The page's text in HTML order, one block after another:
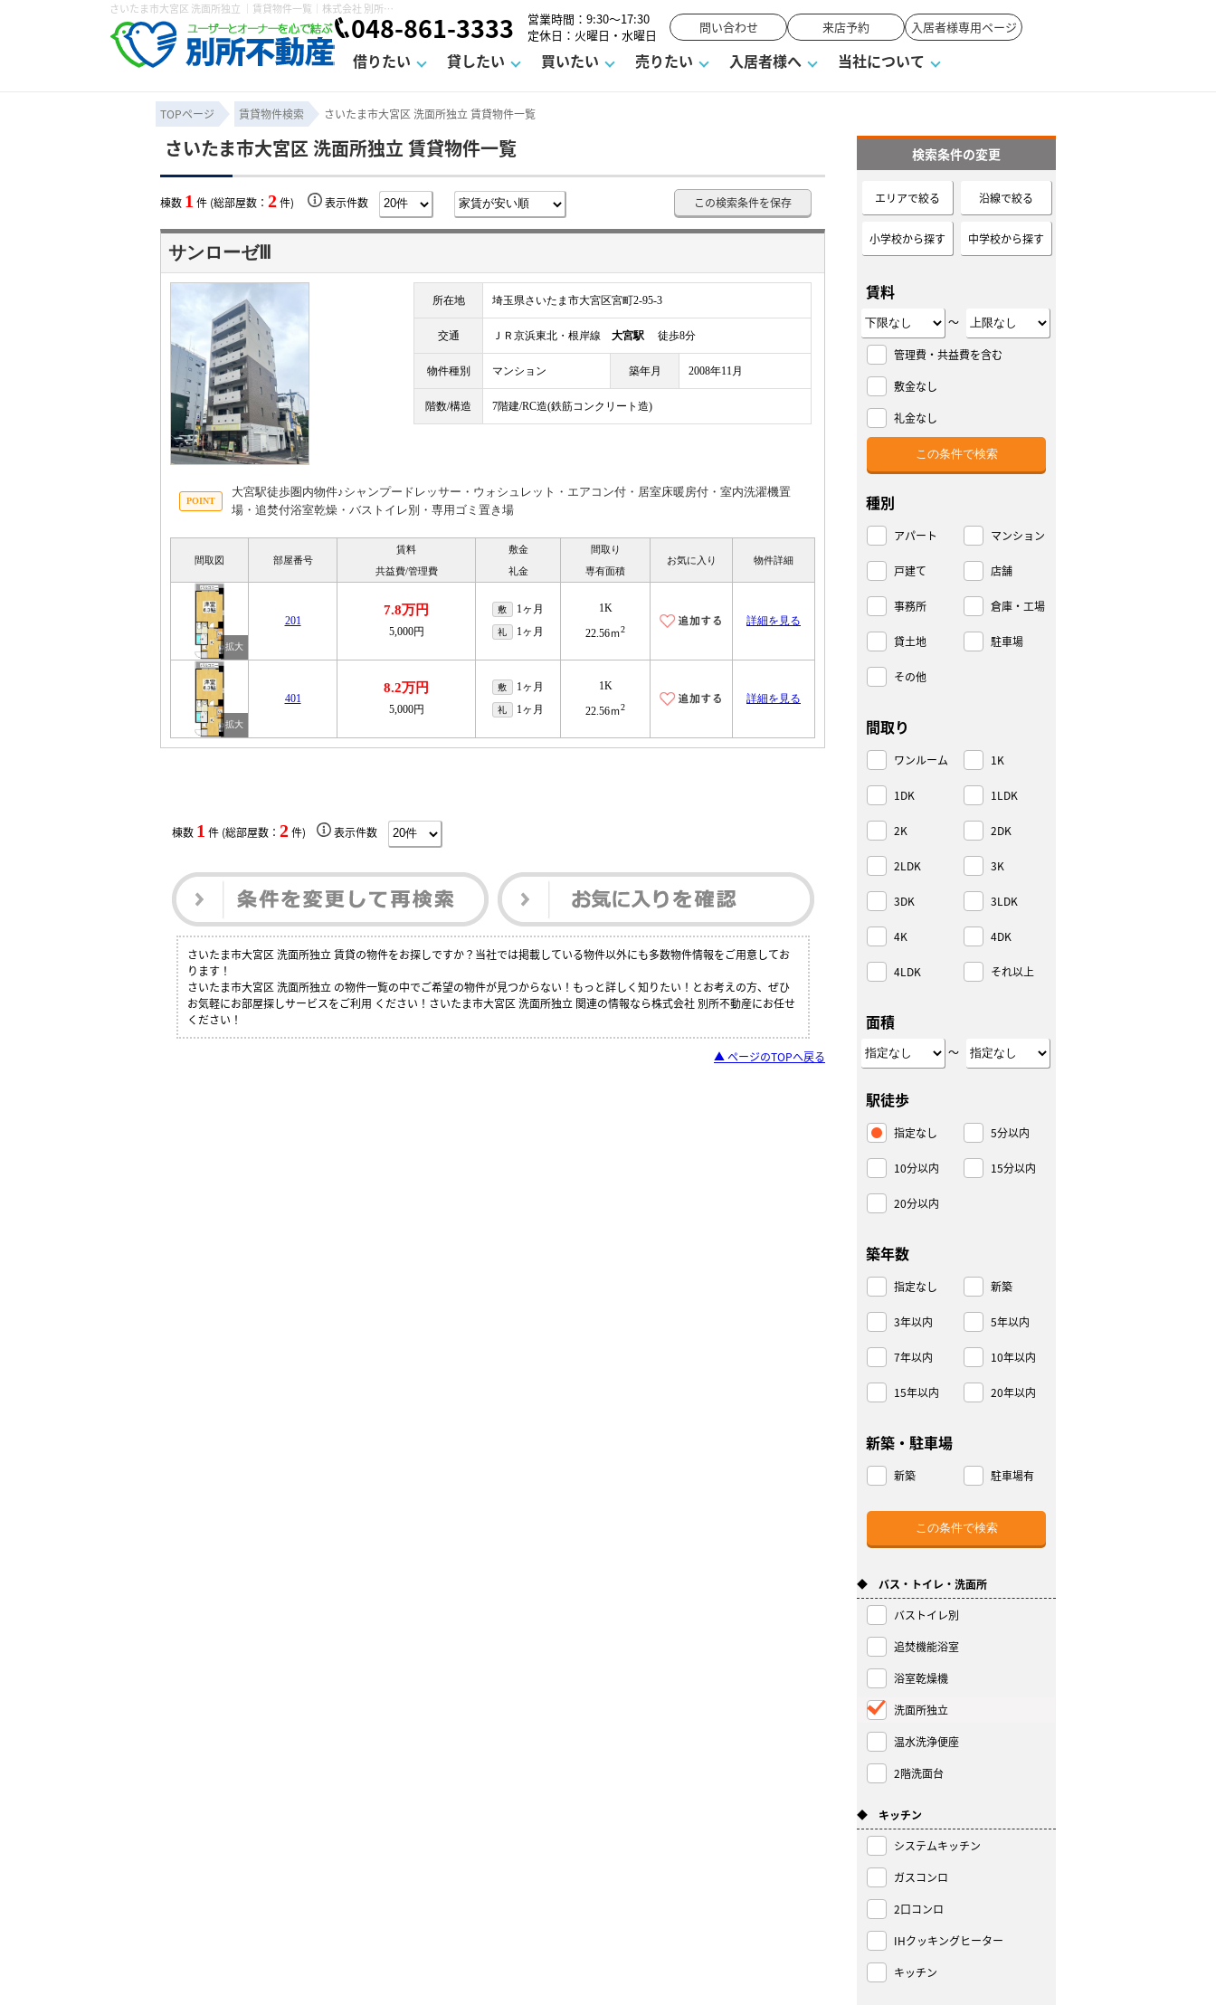
さいたま市大宮区 洗面所独立 ｜賃貸物件一覧｜株式会社 別所不動産
048-861-3333
営業時間：9:30～17:30
定休日：火曜日・水曜日
問い合わせ 来店予約 入居者様専用ページ
借りたい
条件から探す 学区から探す 町名から探す 駐車場を探す お気に入り一覧 物件閲覧履歴
保存した検索条件 賃貸契約までの流れ よくある質問 不動産用語・賃貸用語集
貸したい
賃貸管理について 賃貸経営塾 賃貸Q&A 空室対策 業界ニュース
オーナー座談会 賃貸法律相談室
買いたい
売買物件一覧 購入時の諸費用 購入までの流れ よくある質問 マンションVS戸建て 賃貸vs持ち家
売りたい
不動産売却について 住み替え 借地底地 相続 仲介手数料について
媒介契約の種類 諸費用 仲介と買取の違い 必要な書類 売却の流れ 高く売るポイント
よくある質問
入居者様へ
入居者様専用ページ 退去申請フォーム 駐車場解約フォーム
当社について
会社概要 スタッフ紹介 お知らせ お客様の声 街紹介 お問い合わせ 来店予約
個人情報の取り扱い カスタマーハラスメントに対する基本方針
TOPページ 賃貸物件検索 さいたま市大宮区 洗面所独立 賃貸物件一覧
さいたま市大宮区 洗面所独立 賃貸物件一覧
棟数 1 件 (総部屋数： 2件) 表示件数 この検索条件を保存
サンローゼⅢ
所在地 埼玉県さいたま市大宮区宮町2-95-3
交通 ＪＲ京浜東北・根岸線 大宮駅 徒歩8分
物件種別 マンション 築年月 2008年11月
階数/構造 7階建/RC造(鉄筋コンクリート造)
大宮駅徒歩圏内物件♪シャンプードレッサー・ウォシュレット・エアコン付・居室床暖房付・室内洗濯機置
場・追焚付浴室乾燥・バストイレ別・専用ゴミ置き場
間取図 部屋番号
賃料
共益費/管理費
敷金
礼金
間取り
専有面積
お気に入り 物件詳細
201
7.8万円
5,000円
敷 1ヶ月
礼 1ヶ月
1K
22.56ｍ2
詳細を見る
401
8.2万円
5,000円
敷 1ヶ月
礼 1ヶ月
1K
22.56ｍ2
詳細を見る
棟数 1 件 (総部屋数： 2件) 表示件数
さいたま市大宮区 洗面所独立 賃貸の物件をお探しですか？当社では掲載している物件以外にも多数物件情報をご用意してお
ります！
さいたま市大宮区 洗面所独立 の物件一覧の中でご希望の物件が見つからない！もっと詳しく知りたい！とお考えの方、ぜひ
お気軽にお部屋探しサービスをご利用 ください！さいたま市大宮区 洗面所独立 関連の情報なら株式会社 別所不動産にお任せ
ください！
▲ ページのTOPへ戻る
検索条件の変更
エリアで絞る 沿線で絞る
小学校から探す 中学校から探す
賃料
～
管理費・共益費を含む
敷金なし
礼金なし
種別
アパート マンション
戸建て 店舗
事務所 倉庫・工場
貸土地 駐車場
その他
間取り
ワンルーム 1K
1DK 1LDK
2K 2DK
2LDK 3K
3DK 3LDK
4K 4DK
4LDK それ以上
面積
～
駅徒歩
指定なし 5分以内
10分以内 15分以内
20分以内
築年数
指定なし 新築
3年以内 5年以内
7年以内 10年以内
15年以内 20年以内
新築・駐車場
新築 駐車場有
◆ バス・トイレ・洗面所
バストイレ別
追焚機能浴室
浴室乾燥機
洗面所独立
温水洗浄便座
2階洗面台
◆ キッチン
システムキッチン
ガスコンロ
2口コンロ
IHクッキングヒーター
キッチン